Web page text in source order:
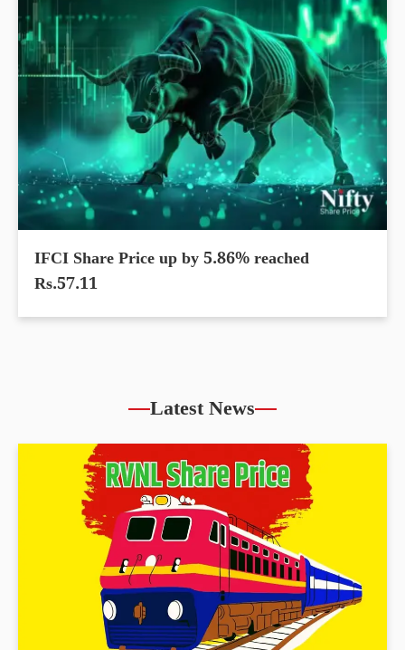
IFCI Share Price up by 5.86% reached
Rs.57.11
Latest News